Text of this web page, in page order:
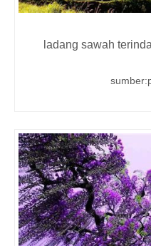
ladang sawah